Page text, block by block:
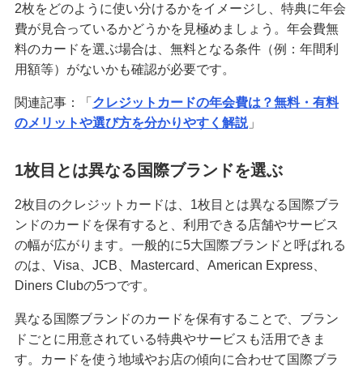
2枚をどのように使い分けるかをイメージし、特典に年会
費が見合っているかどうかを見極めましょう。年会費無
料のカードを選ぶ場合は、無料となる条件（例：年間利
用額等）がないかも確認が必要です。
関連記事：「 クレジットカードの年会費は？無料・有料
のメリットや選び方を分かりやすく解説」
1枚目とは異なる国際ブランドを選ぶ
2枚目のクレジットカードは、1枚目とは異なる国際ブラ
ンドのカードを保有すると、利用できる店舗やサービス
の幅が広がります。一般的に5大国際ブランドと呼ばれる
のは、Visa、JCB、Mastercard、American Express、
Diners Clubの5つです。
異なる国際ブランドのカードを保有することで、ブラン
ドごとに用意されている特典やサービスも活用できま
す。カードを使う地域やお店の傾向に合わせて国際ブラ